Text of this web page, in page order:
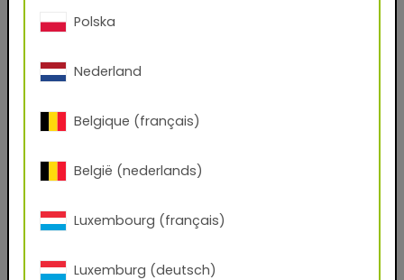
Cognome
Indirizzo e-mail
CAB
Polska
Nederland
Belgique (français)
België (nederlands)
Luxembourg (français)
Luxemburg (deutsch)